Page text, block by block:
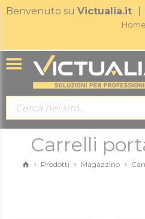
Benvenuto su Victualia.it
Carrelli
Prodotti Magazzino